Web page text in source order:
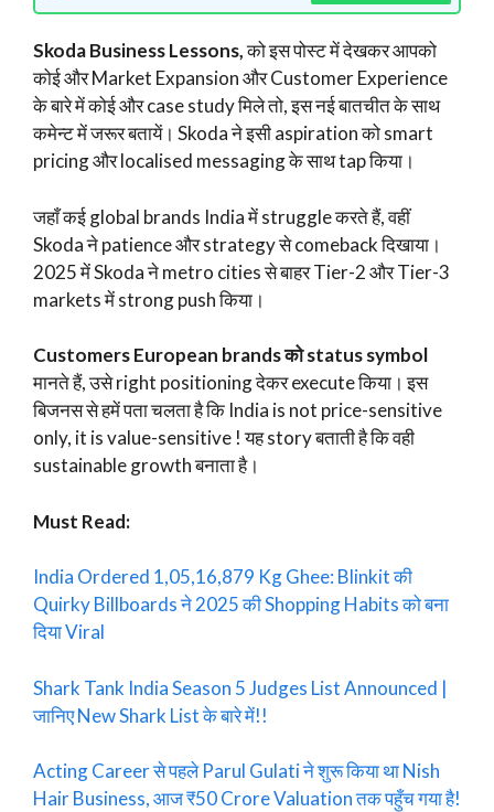
Skoda Business Lessons,को इस पोस्ट में देखकर आपको
कोई और Market Expansion और Customer Experience
के बारे में कोई और case study मिले तो, इस नई बातचीत के साथ
कमेन्ट में जरूर बतायें। Skoda ने इसी aspiration को smart
pricing और localised messaging के साथ tap किया।
जहाँ कई global brands India में struggle करते हैं, वहीं
Skoda ने patience और strategy से comeback दिखाया।
2025 में Skoda ने metro cities से बाहर Tier-2 और Tier-3
markets में strong push किया।
Customers European brands को status symbol
मानते हैं, उसे right positioning देकर execute किया। इस
बिजनस से हमें पता चलता है कि India is not price-sensitive
only, it is value-sensitive ! यह story बताती है कि वही
sustainable growth बनाता है।
Must Read:
India Ordered 1,05,16,879 Kg Ghee: Blinkit की
Quirky Billboards ने 2025 की Shopping Habits को बना
दिया Viral
Shark Tank India Season 5 Judges List Announced |
जानिए New Shark List के बारे में!!
Acting Career से पहले Parul Gulati ने शुरू किया था Nish
Hair Business, आज ₹50 Crore Valuation तक पहुँच गया है!